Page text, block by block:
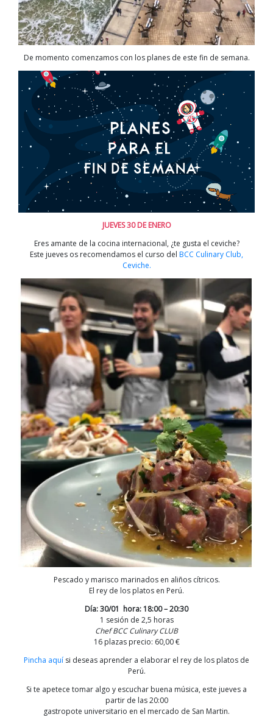
De momento comenzamos con los planes de este fin de semana.
JUEVES 30 DE ENERO
Eres amante de la cocina internacional, ¿te gusta el ceviche?
Este jueves os recomendamos el curso del BCC Culinary Club,
Ceviche.
Pescado y marisco marinados en aliños cítricos.
El rey de los platos en Perú.
Día: 30/01 hora: 18:00 – 20:30
1 sesión de 2,5 horas
Chef BCC Culinary CLUB
16 plazas precio: 60,00 €
Pincha aquí si deseas aprender a elaborar el rey de los platos de
Perú.
Si te apetece tomar algo y escuchar buena música, este jueves a
partir de las 20:00
gastropote universitario en el mercado de San Martin.